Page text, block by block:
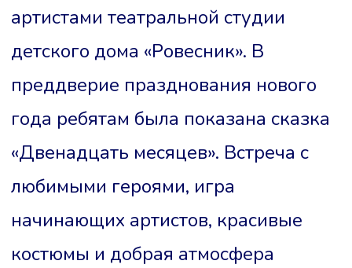
артистами театральной студии
детского дома «Ровесник». В
преддверие празднования нового
года ребятам была показана сказка
«Двенадцать месяцев». Встреча с
любимыми героями, игра
начинающих артистов, красивые
костюмы и добрая атмосфера